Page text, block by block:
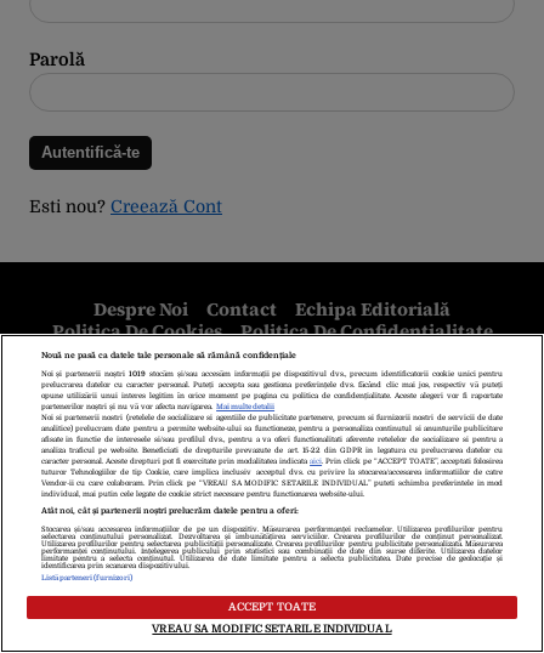
Parolă
Esti nou? Creează Cont
Despre Noi Contact
Echipa Editorială
Politica De Cookies
Politica De Confidențialitate
Termeni Și Condiții
copyright © 2026
Citarea se poate face în limita a 250 de semne. Nici o instituţie sau persoană
(site-uri, instituţii mass-media, firme de monitorizare) nu poate reproduce
integral scrierile publicistice purtătoare de Drepturi de Autor.
Decizia ONJN nr. 1598/16.09.2021. Jocurile de noroc sunt interzise
minorilor.